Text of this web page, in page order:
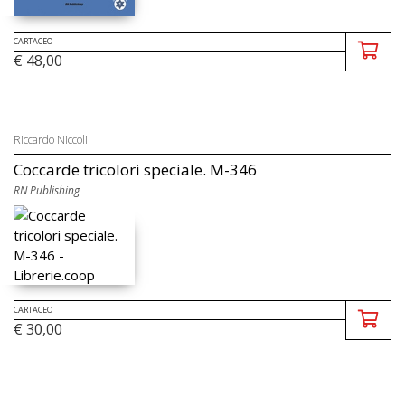
CARTACEO
€ 48,00
Riccardo Niccoli
Coccarde tricolori speciale. M-346
RN Publishing
CARTACEO
€ 30,00